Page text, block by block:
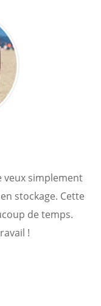
veux simplement
stockage. Cette
de temps.
!